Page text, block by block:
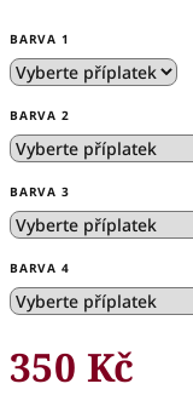
BARVA 1
BARVA 2
BARVA 3
BARVA 4
350 Kč